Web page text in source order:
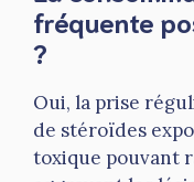
fréquente
?
Oui, la prise
de stéroïdes
toxique pouvant